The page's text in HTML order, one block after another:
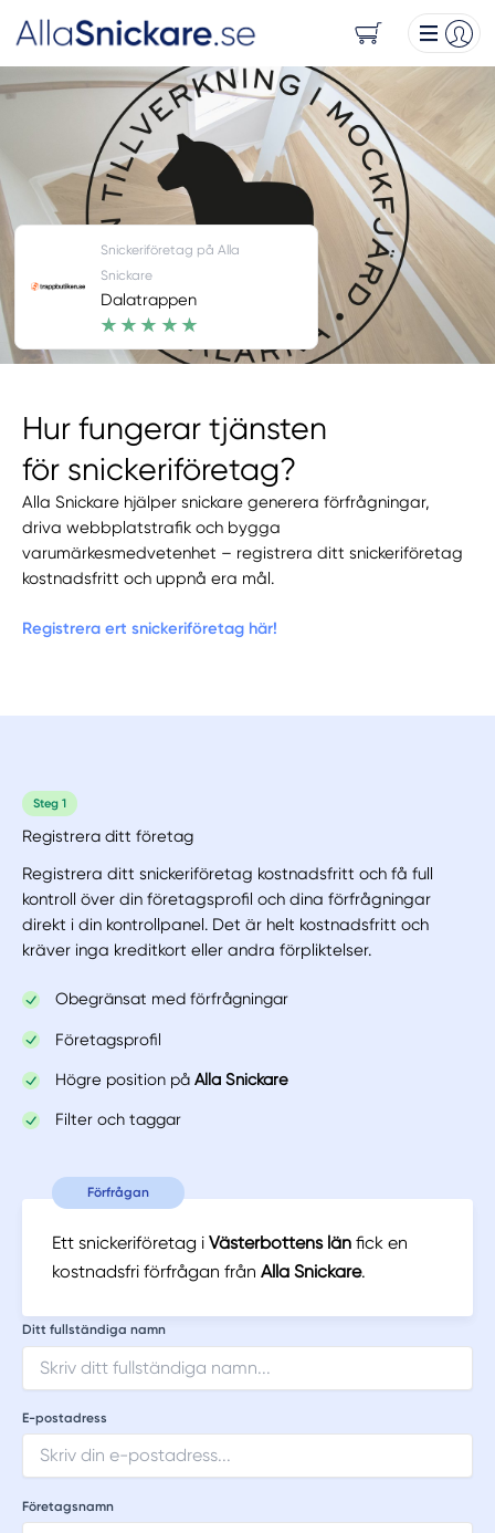
Hur fungerar tjänsten
för snickeriföretag?
Alla Snickare hjälper snickare generera förfrågningar,
driva webbplatstrafik och bygga
varumärkesmedvetenhet – registrera ditt snickeriföretag
kostnadsfritt och uppnå era mål.
Registrera ert snickeriföretag här!
Snickeriföretag på Alla
Snickare
Dalatrappen
Steg 1
Registrera ditt företag
Registrera ditt snickeriföretag kostnadsfritt och få full
kontroll över din företagsprofil och dina förfrågningar
direkt i din kontrollpanel. Det är helt kostnadsfritt och
kräver inga kreditkort eller andra förpliktelser.
Obegränsat med förfrågningar
Företagsprofil
Högre position på Alla Snickare
Filter och taggar
Förfrågan
Ett snickeriföretag iVästerbottens län fick en
kostnadsfri förfrågan frånAlla Snickare.
Ditt fullständiga namn
E-postadress
Företagsnamn